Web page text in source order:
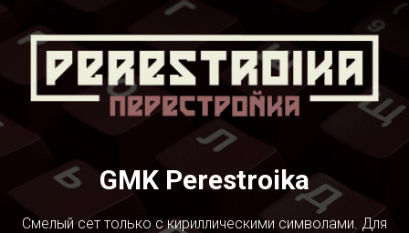
GMK Perestroika
Смелый сет только с кириллическими символами. Для